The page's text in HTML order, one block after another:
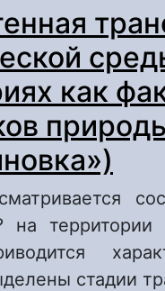
как
на
стадии